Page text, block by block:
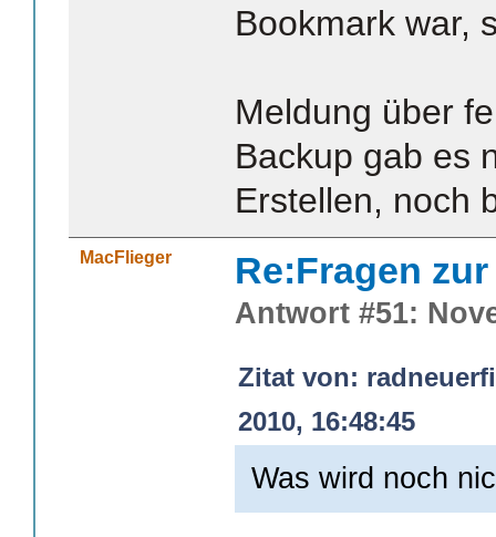
Bookmark war,
Meldung über
Backup gab es
Erstellen, noch
MacFlieger Re:Fragen
Antwort #51:
Zitat von:
2010, 16:48:45
Was wird noch